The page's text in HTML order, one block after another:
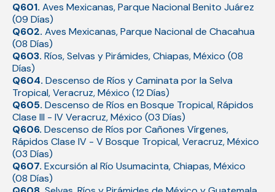
Q601. Aves Mexicanas, Parque Nacional Benito Juárez
(09 Días)
Q602. Aves Mexicanas, Parque Nacional de Chacahua
(08 Días)
Q603. Ríos, Selvas y Pirámides, Chiapas, México (08
Días)
Q604. Descenso de Ríos y Caminata por la Selva
Tropical, Veracruz, México (12 Días)
Q605. Descenso de Ríos en Bosque Tropical, Rápidos
Clase III - IV Veracruz, México (03 Días)
Q606. Descenso de Ríos por Cañones Vírgenes,
Rápidos Clase IV - V Bosque Tropical, Veracruz, México
(03 Días)
Q607. Excursión al Río Usumacinta, Chiapas, México
(08 Días)